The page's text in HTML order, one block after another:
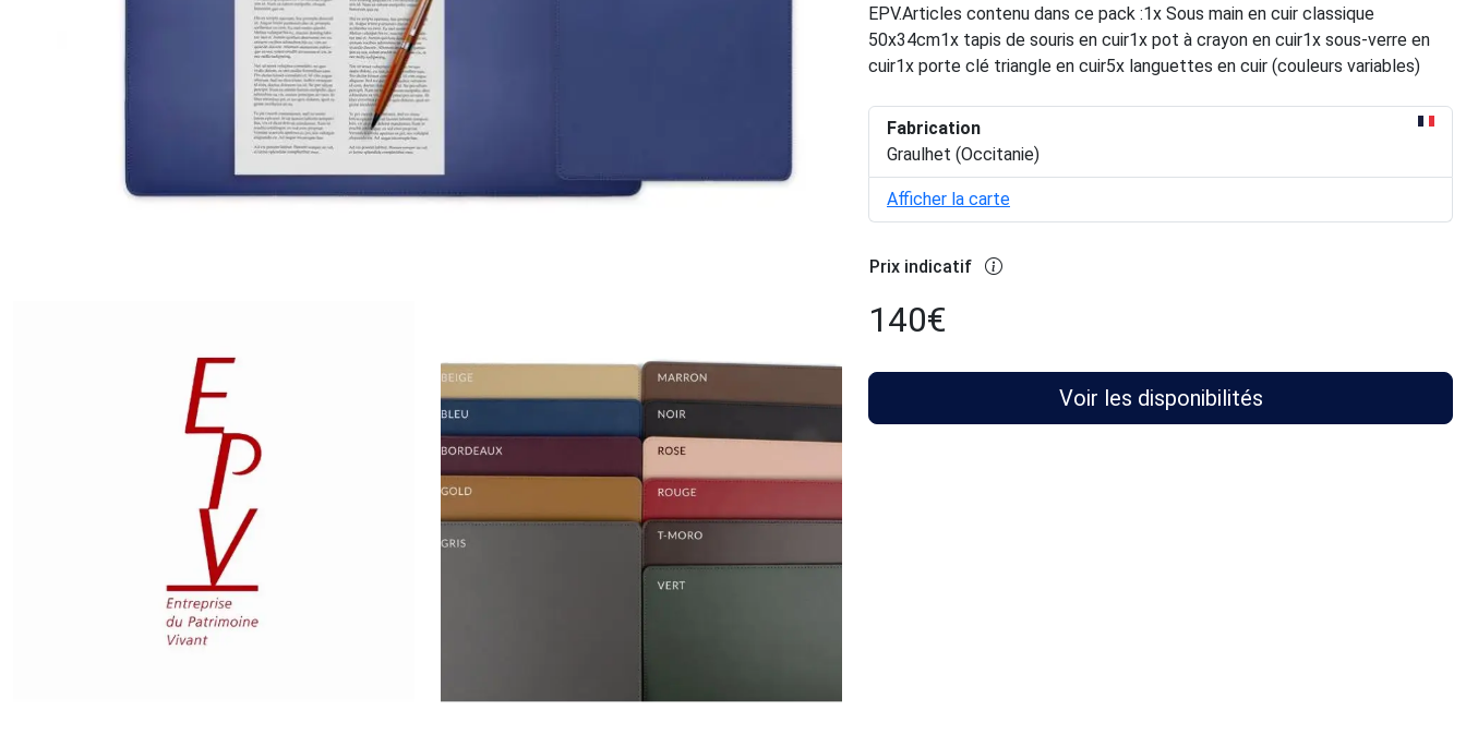
EPV.Articles contenu dans ce pack :1x Sous main en cuir classique
50x34cm1x tapis de souris en cuir1x pot à crayon en cuir1x sous-verre en
cuir1x porte clé triangle en cuir5x languettes en cuir (couleurs variables)
Fabrication
Graulhet (Occitanie)
Afficher la carte
Prix indicatif
140€
Voir les disponibilités